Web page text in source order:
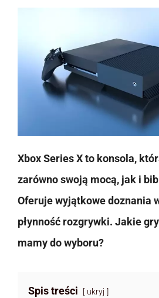
Xbox Series X to konsola,
zarówno swoją mocą, jak i
Oferuje wyjątkowe doznania
płynność rozgrywki. Jakie
mamy do wyboru?
Spis treści ukryj